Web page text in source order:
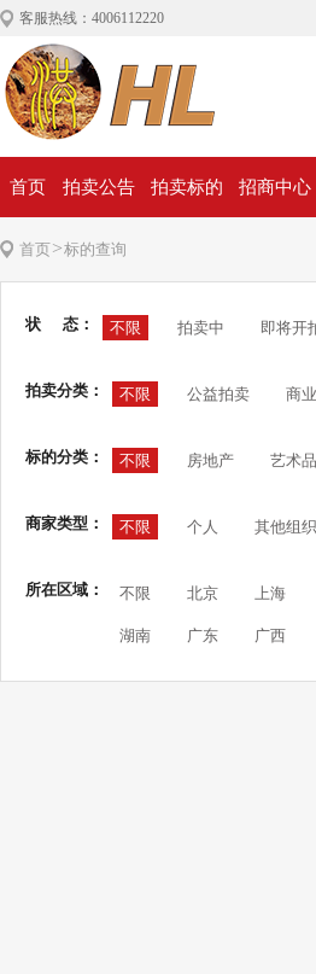
客服热线：4006112220
首页 拍卖公告 拍卖标的 招商中心
首页>标的查询
状 态： 不限 拍卖中 即将开
拍卖分类： 不限 公益拍卖 商
标的分类： 不限 房地产 艺术品
商家类型： 不限 个人 其他组
所在区域： 不限 北京 上海
湖南 广东 广西